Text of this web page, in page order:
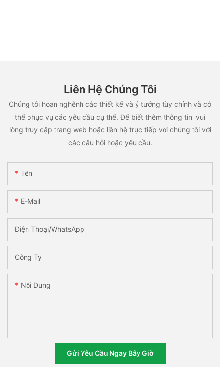
Liên Hệ Chúng Tôi
Chúng tôi hoan nghênh các thiết kế và ý tưởng tùy chỉnh và có
thể phục vụ các yêu cầu cụ thể. Để biết thêm thông tin, vui
lòng truy cập trang web hoặc liên hệ trực tiếp với chúng tôi với
các câu hỏi hoặc yêu cầu.
Tên
E-Mail
Điện Thoại/WhatsApp
Công Ty
Nội Dung
Gửi Yêu Cầu Ngay Bây Giờ